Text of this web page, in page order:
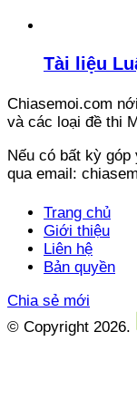
Tài liệu
Chiasemoi.com
và các loại đề thi
Nếu có bất kỳ
qua email:
Trang chủ
Giới thiệu
Liên hệ
Bản quyền
Chia sẻ mới
© Copyright 2026.